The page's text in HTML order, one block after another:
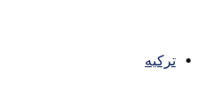
ترکیه